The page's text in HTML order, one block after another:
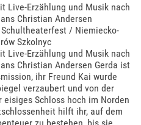
Live-Erzählung und Musik nach
Christian Andersen
/ Niemiecko-
Szkolnyc
Live-Erzählung und Musik nach
Christian Andersen Gerda ist
ihr Freund Kai wurde
verzaubert und von der
Schloss hoch im Norden
hilft ihr, auf dem
zu bestehen, bis sie